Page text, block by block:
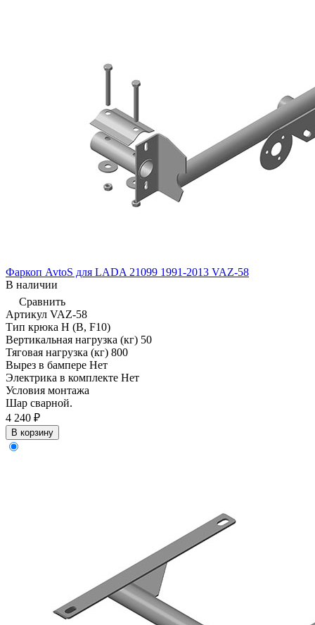
Фаркоп AvtoS для LADA 21099 1991-2013 VAZ-58
В наличии
Сравнить
Артикул VAZ-58
Тип крюка H (B, F10)
Вертикальная нагрузка (кг) 50
Тяговая нагрузка (кг) 800
Вырез в бампере Нет
Электрика в комплекте Нет
Условия монтажа
Шар сварной.
4 240 ₽
В корзину